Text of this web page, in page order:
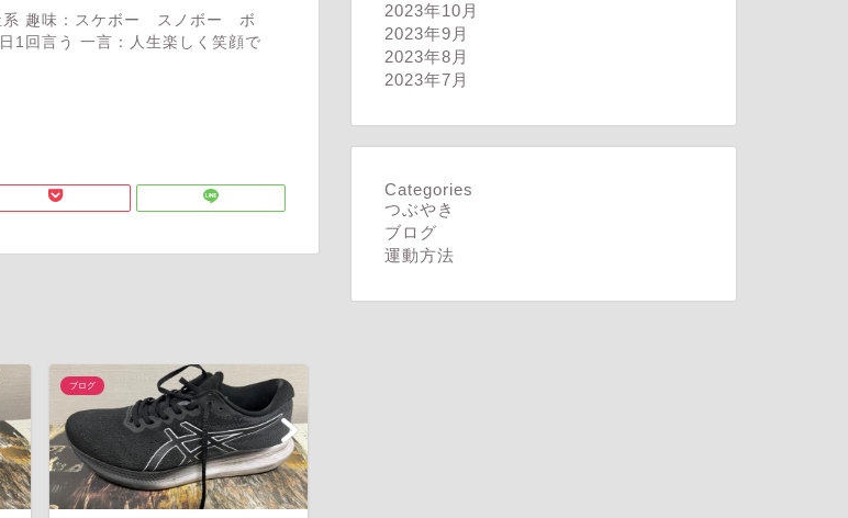
趣味：スケボー スノボー ボ
回言う 一言：人生楽しく笑顔で
ブログ
2023年10月
2023年9月
2023年8月
2023年7月
Categories
つぶやき
ブログ
運動方法